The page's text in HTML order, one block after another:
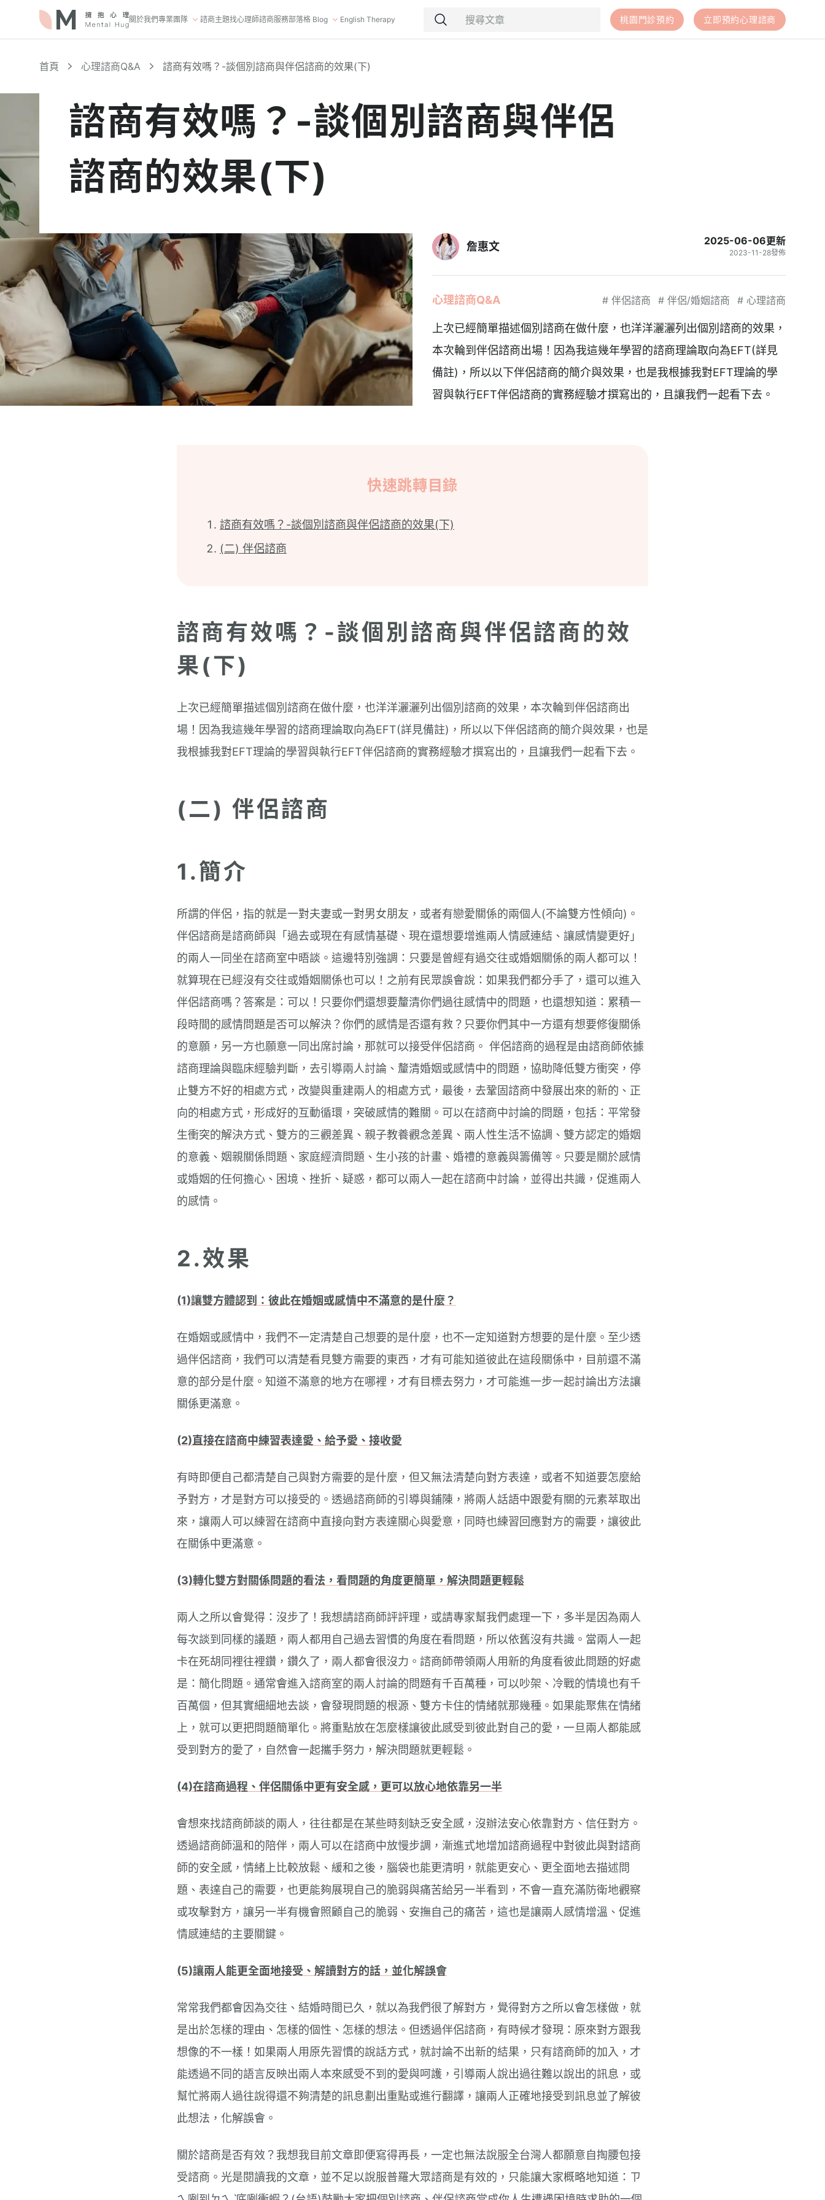
關於我們專業團隊 諮商主題找心理師諮商服務部落格 Blog English Therapy 桃園門診預約 立即預約心理諮商
首頁 心理諮商Q&A 諮商有效嗎？-談個別諮商與伴侶諮商的效果(下)
諮商有效嗎？-談個別諮商與伴侶
諮商的效果(下)
詹惠文 2025-06-06更新
2023-11-28發佈
心理諮商Q&A # 伴侶諮商 # 伴侶/婚姻諮商 # 心理諮商
上次已經簡單描述個別諮商在做什麼，也洋洋灑灑列出個別諮商的效果，
本次輪到伴侶諮商出場！因為我這幾年學習的諮商理論取向為EFT(詳見
備註)，所以以下伴侶諮商的簡介與效果，也是我根據我對EFT理論的學
習與執行EFT伴侶諮商的實務經驗才撰寫出的，且讓我們一起看下去。
快速跳轉目錄
諮商有效嗎？-談個別諮商與伴侶諮商的效果(下)
(二) 伴侶諮商
諮商有效嗎？-談個別諮商與伴侶諮商的效
果(下)
上次已經簡單描述個別諮商在做什麼，也洋洋灑灑列出個別諮商的效果，本次輪到伴侶諮商出
場！因為我這幾年學習的諮商理論取向為EFT(詳見備註)，所以以下伴侶諮商的簡介與效果，也是
我根據我對EFT理論的學習與執行EFT伴侶諮商的實務經驗才撰寫出的，且讓我們一起看下去。
(二) 伴侶諮商
1.簡介
所謂的伴侶，指的就是一對夫妻或一對男女朋友，或者有戀愛關係的兩個人(不論雙方性傾向)。
伴侶諮商是諮商師與「過去或現在有感情基礎、現在還想要增進兩人情感連結、讓感情變更好」
的兩人一同坐在諮商室中晤談。這邊特別強調：只要是曾經有過交往或婚姻關係的兩人都可以！
就算現在已經沒有交往或婚姻關係也可以！之前有民眾誤會說：如果我們都分手了，還可以進入
伴侶諮商嗎？答案是：可以！只要你們還想要釐清你們過往感情中的問題，也還想知道：累積一
段時間的感情問題是否可以解決？你們的感情是否還有救？只要你們其中一方還有想要修復關係
的意願，另一方也願意一同出席討論，那就可以接受伴侶諮商。 伴侶諮商的過程是由諮商師依據
諮商理論與臨床經驗判斷，去引導兩人討論、釐清婚姻或感情中的問題，協助降低雙方衝突，停
止雙方不好的相處方式，改變與重建兩人的相處方式，最後，去鞏固諮商中發展出來的新的、正
向的相處方式，形成好的互動循環，突破感情的難關。可以在諮商中討論的問題，包括：平常發
生衝突的解決方式、雙方的三觀差異、親子教養觀念差異、兩人性生活不協調、雙方認定的婚姻
的意義、姻親關係問題、家庭經濟問題、生小孩的計畫、婚禮的意義與籌備等。只要是關於感情
或婚姻的任何擔心、困境、挫折、疑惑，都可以兩人一起在諮商中討論，並得出共識，促進兩人
的感情。
2.效果
(1)讓雙方體認到：彼此在婚姻或感情中不滿意的是什麼？
在婚姻或感情中，我們不一定清楚自己想要的是什麼，也不一定知道對方想要的是什麼。至少透
過伴侶諮商，我們可以清楚看見雙方需要的東西，才有可能知道彼此在這段關係中，目前還不滿
意的部分是什麼。知道不滿意的地方在哪裡，才有目標去努力，才可能進一步一起討論出方法讓
關係更滿意。
(2)直接在諮商中練習表達愛、給予愛、接收愛
有時即便自己都清楚自己與對方需要的是什麼，但又無法清楚向對方表達，或者不知道要怎麼給
予對方，才是對方可以接受的。透過諮商師的引導與鋪陳，將兩人話語中跟愛有關的元素萃取出
來，讓兩人可以練習在諮商中直接向對方表達關心與愛意，同時也練習回應對方的需要，讓彼此
在關係中更滿意。
(3)轉化雙方對關係問題的看法，看問題的角度更簡單，解決問題更輕鬆
兩人之所以會覺得：沒步了！我想請諮商師評評理，或請專家幫我們處理一下，多半是因為兩人
每次談到同樣的議題，兩人都用自己過去習慣的角度在看問題，所以依舊沒有共識。當兩人一起
卡在死胡同裡往裡鑽，鑽久了，兩人都會很沒力。諮商師帶領兩人用新的角度看彼此問題的好處
是：簡化問題。通常會進入諮商室的兩人討論的問題有千百萬種，可以吵架、冷戰的情境也有千
百萬個，但其實細細地去談，會發現問題的根源、雙方卡住的情緒就那幾種。如果能聚焦在情緒
上，就可以更把問題簡單化。將重點放在怎麼樣讓彼此感受到彼此對自己的愛，一旦兩人都能感
受到對方的愛了，自然會一起攜手努力，解決問題就更輕鬆。
(4)在諮商過程、伴侶關係中更有安全感，更可以放心地依靠另一半
會想來找諮商師談的兩人，往往都是在某些時刻缺乏安全感，沒辦法安心依靠對方、信任對方。
透過諮商師溫和的陪伴，兩人可以在諮商中放慢步調，漸進式地增加諮商過程中對彼此與對諮商
師的安全感，情緒上比較放鬆、緩和之後，腦袋也能更清明，就能更安心、更全面地去描述問
題、表達自己的需要，也更能夠展現自己的脆弱與痛苦給另一半看到，不會一直充滿防衛地觀察
或攻擊對方，讓另一半有機會照顧自己的脆弱、安撫自己的痛苦，這也是讓兩人感情增溫、促進
情感連結的主要關鍵。
(5)讓兩人能更全面地接受、解讀對方的話，並化解誤會
常常我們都會因為交往、結婚時間已久，就以為我們很了解對方，覺得對方之所以會怎樣做，就
是出於怎樣的理由、怎樣的個性、怎樣的想法。但透過伴侶諮商，有時候才發現：原來對方跟我
想像的不一樣！如果兩人用原先習慣的說話方式，就討論不出新的結果，只有諮商師的加入，才
能透過不同的語言反映出兩人本來感受不到的愛與呵護，引導兩人說出過往難以說出的訊息，或
幫忙將兩人過往說得還不夠清楚的訊息劃出重點或進行翻譯，讓兩人正確地接受到訊息並了解彼
此想法，化解誤會。
關於諮商是否有效？我想我目前文章即便寫得再長，一定也無法說服全台灣人都願意自掏腰包接
受諮商。光是閱讀我的文章，並不足以說服普羅大眾諮商是有效的，只能讓大家概略地知道：ㄗ